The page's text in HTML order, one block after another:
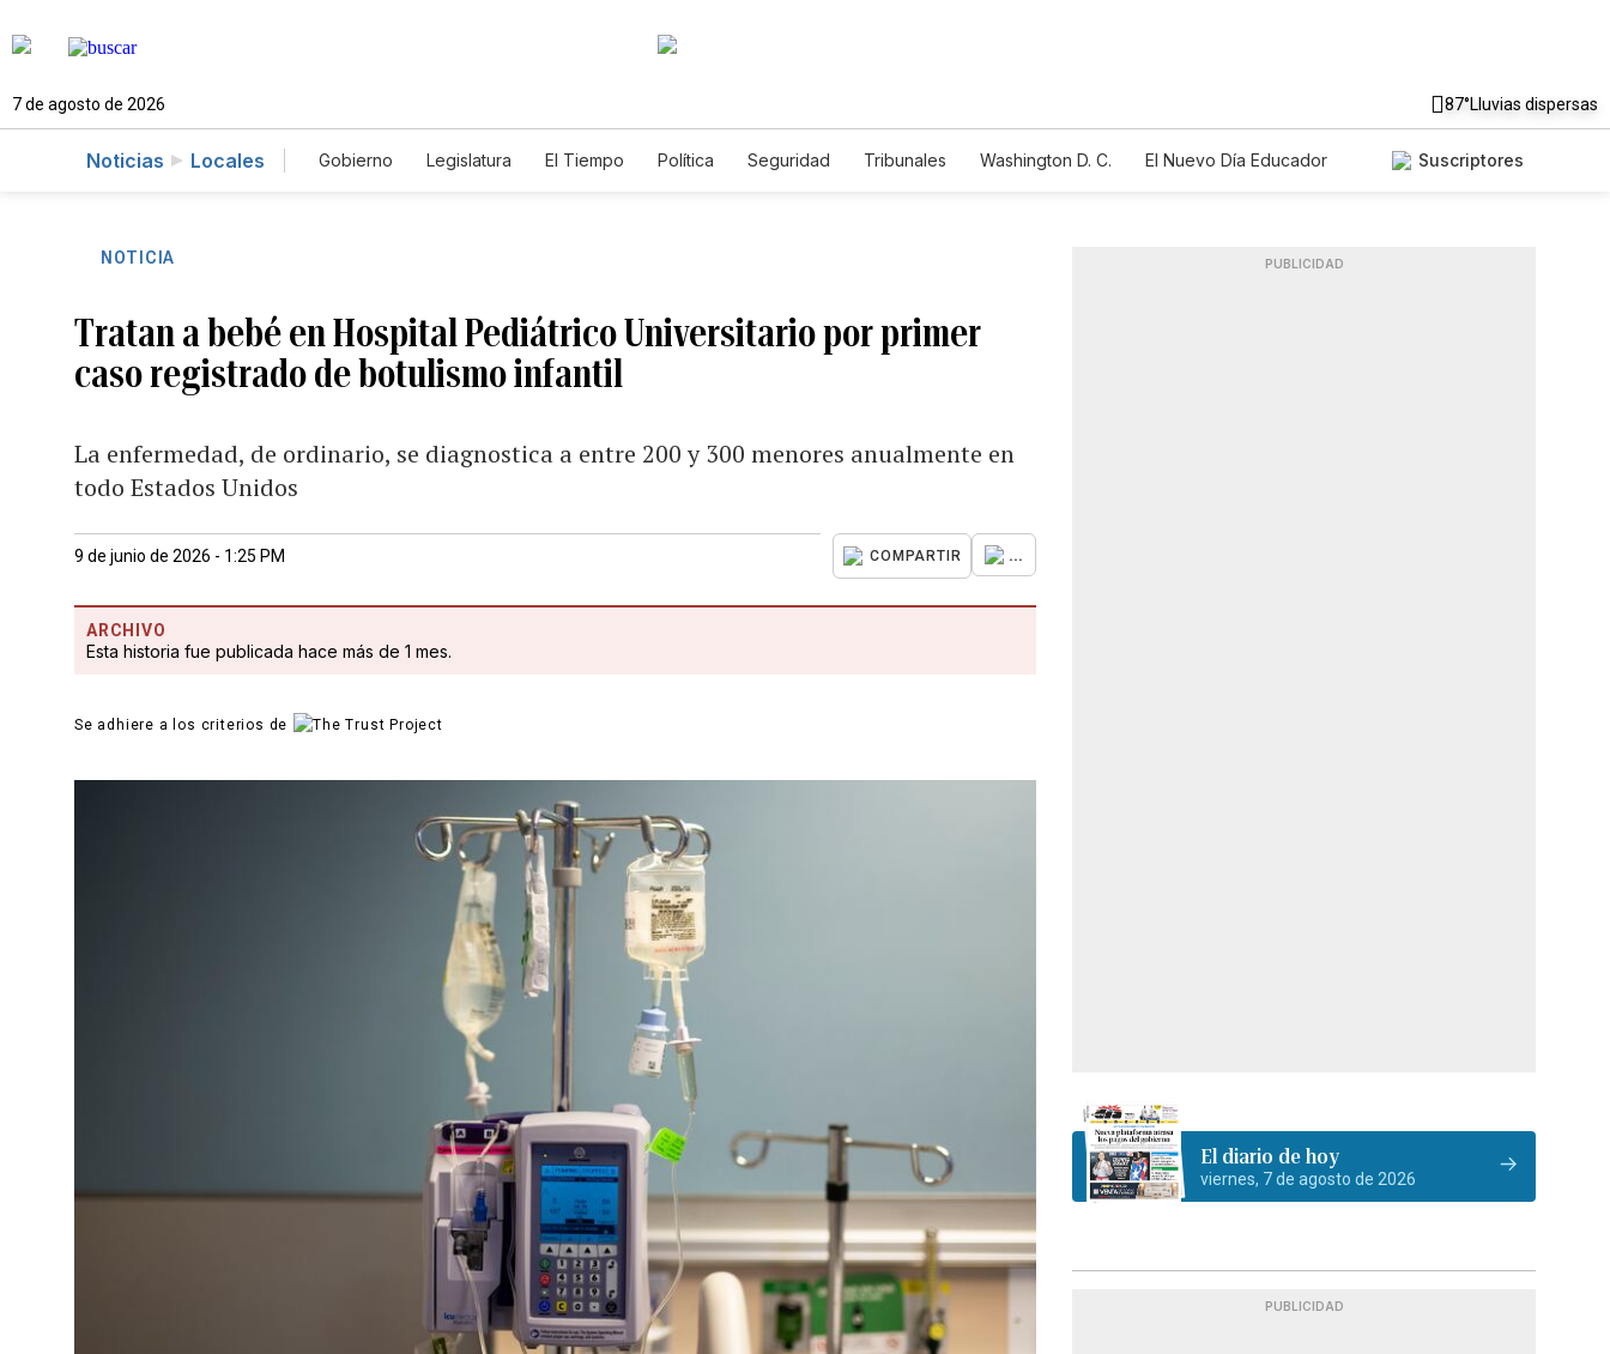
7 de agosto de 2026 87°Lluvias dispersas
Noticias Locales Gobierno Legislatura El Tiempo Política Seguridad Tribunales Washington D. C.
El Nuevo Día Educador
Suscriptores
NOTICIA
Tratan a bebé en Hospital Pediátrico Universitario por primer
caso registrado de botulismo infantil
La enfermedad, de ordinario, se diagnostica a entre 200 y 300 menores anualmente en
todo Estados Unidos
9 de junio de 2026 - 1:25 PM COMPARTIR ...
ARCHIVO
Esta historia fue publicada hace más de 1 mes.
Se adhiere a los criterios de
PUBLICIDAD
El diario de hoy
viernes, 7 de agosto de 2026
PUBLICIDAD